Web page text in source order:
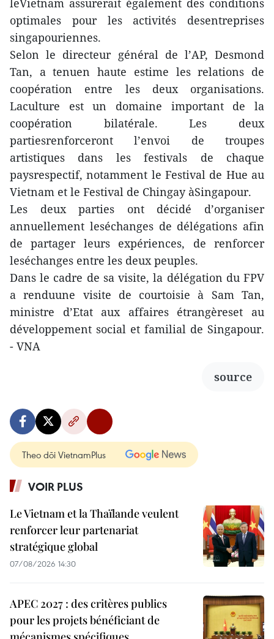
leVietnam assurerait également des conditions
optimales pour les activités desentreprises
singapouriennes.
Selon le directeur général de l’AP, Desmond
Tan, a tenuen haute estime les relations de
coopération entre les deux organisations.
Laculture est un domaine important de la
coopération bilatérale. Les deux
partiesrenforceront l’envoi de troupes
artistiques dans les festivals de chaque
paysrespectif, notamment le Festival de Hue au
Vietnam et le Festival de Chingay àSingapour.
Les deux parties ont décidé d’organiser
annuellement leséchanges de délégations afin
de partager leurs expériences, de renforcer
leséchanges entre les deux peuples.
Dans le cadre de sa visite, la délégation du FPV
a renduune visite de courtoisie à Sam Tan,
ministre d’Etat aux affaires étrangèreset au
développement social et familial de Singapour.
- VNA
source
Theo dõi VietnamPlus
VOIR PLUS
Le Vietnam et la Thaïlande veulent
renforcer leur partenariat
stratégique global
07/08/2026 14:30
APEC 2027 : des critères publics
pour les projets bénéficiant de